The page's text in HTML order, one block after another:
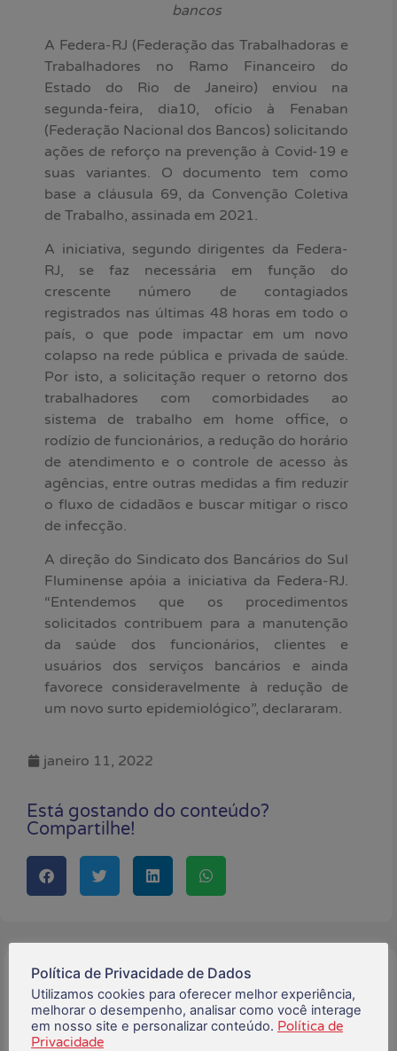
bancos
A Federa-RJ (Federação das Trabalhadoras e
Trabalhadores no Ramo Financeiro do
Estado do Rio de Janeiro) enviou na
segunda-feira, dia10, ofício à Fenaban
(Federação Nacional dos Bancos) solicitando
ações de reforço na prevenção à Covid-19 e
suas variantes. O documento tem como
base a cláusula 69, da Convenção Coletiva
de Trabalho, assinada em 2021.
A iniciativa, segundo dirigentes da Federa-
RJ, se faz necessária em função do
crescente número de contagiados
registrados nas últimas 48 horas em todo o
país, o que pode impactar em um novo
colapso na rede pública e privada de saúde.
Por isto, a solicitação requer o retorno dos
trabalhadores com comorbidades ao
sistema de trabalho em home office, o
rodízio de funcionários, a redução do horário
de atendimento e o controle de acesso às
agências, entre outras medidas a fim reduzir
o fluxo de cidadãos e buscar mitigar o risco
de infecção.
A direção do Sindicato dos Bancários do Sul
Fluminense apóia a iniciativa da Federa-RJ.
“Entendemos que os procedimentos
solicitados contribuem para a manutenção
da saúde dos funcionários, clientes e
usuários dos serviços bancários e ainda
favorece consideravelmente à redução de
um novo surto epidemiológico”, declararam.
janeiro 11, 2022
Está gostando do conteúdo?
Compartilhe!
Buscar:
Política de Privacidade de Dados
Utilizamos cookies para oferecer melhor experiência,
melhorar o desempenho, analisar como você interage
em nosso site e personalizar conteúdo. Política de
Privacidade